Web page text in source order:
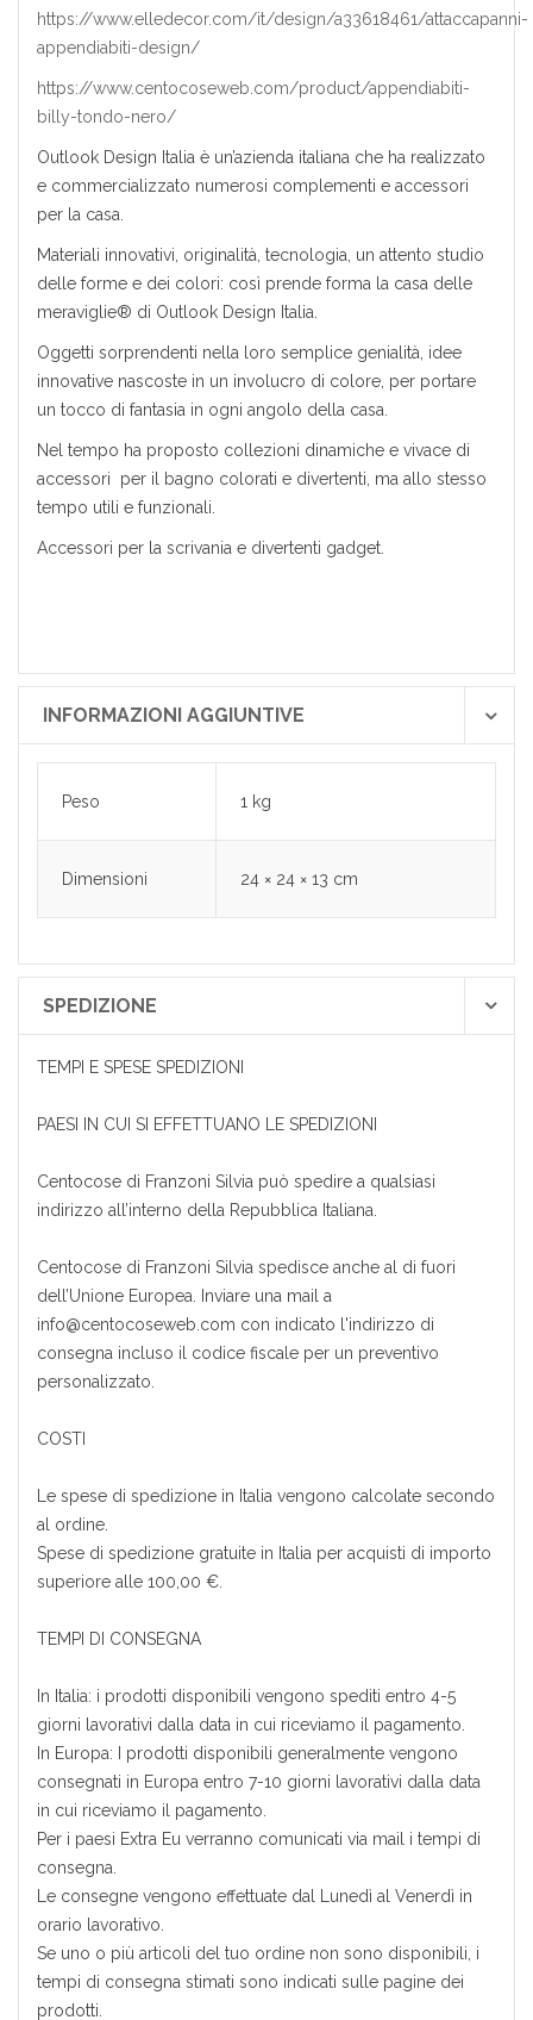
https://www.elledecor.com/it/design/a33618461/attaccapanni-
appendiabiti-design/
https://www.centocoseweb.com/product/appendiabiti-
billy-tondo-nero/
Outlook Design Italia è un’azienda italiana che ha realizzato
e commercializzato numerosi complementi e accessori
per la casa.
Materiali innovativi, originalità, tecnologia, un attento studio
delle forme e dei colori: così prende forma la casa delle
meraviglie® di Outlook Design Italia.
Oggetti sorprendenti nella loro semplice genialità, idee
innovative nascoste in un involucro di colore, per portare
un tocco di fantasia in ogni angolo della casa.
Nel tempo ha proposto collezioni dinamiche e vivace di
accessori per il bagno colorati e divertenti, ma allo stesso
tempo utili e funzionali.
Accessori per la scrivania e divertenti gadget.
INFORMAZIONI AGGIUNTIVE
Peso 1 kg
Dimensioni 24 × 24 × 13 cm
SPEDIZIONE
TEMPI E SPESE SPEDIZIONI
PAESI IN CUI SI EFFETTUANO LE SPEDIZIONI
Centocose di Franzoni Silvia può spedire a qualsiasi
indirizzo all’interno della Repubblica Italiana.
Centocose di Franzoni Silvia spedisce anche al di fuori
dell’Unione Europea. Inviare una mail a
info@centocoseweb.com con indicato l'indirizzo di
consegna incluso il codice fiscale per un preventivo
personalizzato.
COSTI
Le spese di spedizione in Italia vengono calcolate secondo
al ordine.
Spese di spedizione gratuite in Italia per acquisti di importo
superiore alle 100,00 €.
TEMPI DI CONSEGNA
In Italia: i prodotti disponibili vengono spediti entro 4-5
giorni lavorativi dalla data in cui riceviamo il pagamento.
In Europa: I prodotti disponibili generalmente vengono
consegnati in Europa entro 7-10 giorni lavorativi dalla data
in cui riceviamo il pagamento.
Per i paesi Extra Eu verranno comunicati via mail i tempi di
consegna.
Le consegne vengono effettuate dal Lunedì al Venerdì in
orario lavorativo.
Se uno o più articoli del tuo ordine non sono disponibili, i
tempi di consegna stimati sono indicati sulle pagine dei
prodotti.